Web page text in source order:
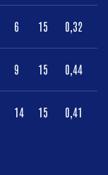
6 15 0,32
9 15 0,44
14 15 0,41